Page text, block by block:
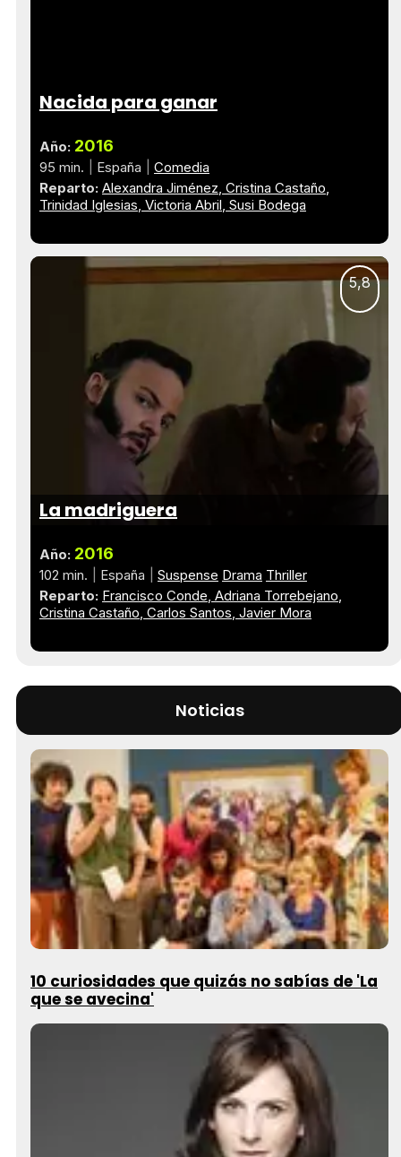
Nacida para ganar
Año: 2016
95 min. España
Comedia
Reparto: Alexandra Jiménez Cristina Castaño
Trinidad Iglesias Victoria Abril Susi Bodega
5,8
La madriguera
Año: 2016
102 min. España Suspense Drama Thriller
Reparto: Francisco Conde Adriana Torrebejano
Cristina Castaño Carlos Santos Javier Mora
Noticias
10 curiosidades que quizás no sabías de 'La
que se avecina'